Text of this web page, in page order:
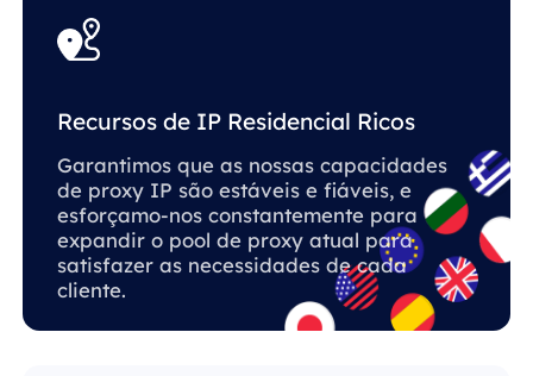
Recursos de IP Residencial Ricos
Garantimos que as nossas capacidades
de proxy IP são estáveis ​​e fiáveis, e
esforçamo-nos constantemente para
expandir o pool de proxy atual para
satisfazer as necessidades de cada
cliente.